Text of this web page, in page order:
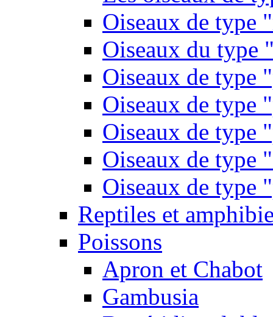
Oiseaux de type
Oiseaux du type
Oiseaux de type
Oiseaux de type
Oiseaux de type
Oiseaux de type
Oiseaux de type
Reptiles et
Poissons
Apron et Chabot
Gambusia